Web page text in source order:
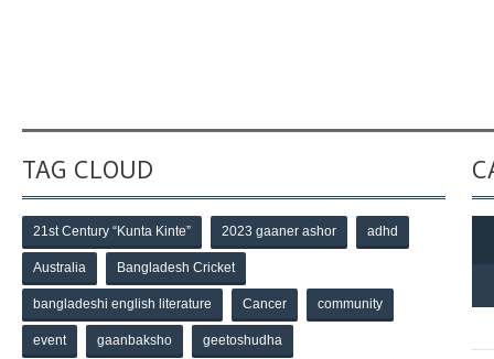
TAG CLOUD
21st Century “Kunta Kinte” 2023 gaaner ashor adhd
Australia Bangladesh Cricket
bangladeshi english literature Cancer community
event gaanbaksho geetoshudha